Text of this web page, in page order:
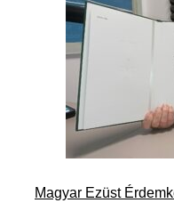
Magyar Ezüst